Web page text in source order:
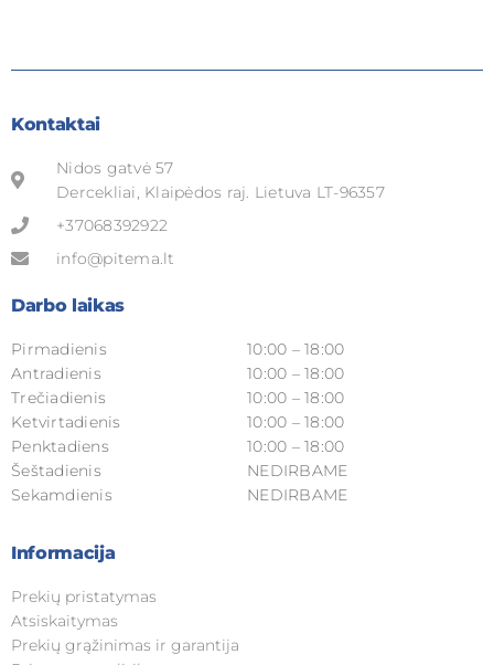
Kontaktai
Nidos gatvė 57
Dercekliai, Klaipėdos raj. Lietuva LT-96357
+37068392922
info@pitema.lt
Darbo laikas
Pirmadienis
Antradienis
Trečiadienis
Ketvirtadienis
Penktadiens
Šeštadienis
Sekamdienis
10:00 – 18:00
10:00 – 18:00
10:00 – 18:00
10:00 – 18:00
10:00 – 18:00
NEDIRBAME
NEDIRBAME
Informacija
Prekių pristatymas
Atsiskaitymas
Prekių grąžinimas ir garantija